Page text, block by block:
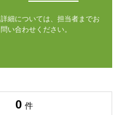
詳細については、担当者までお
問い合わせください。
0 件